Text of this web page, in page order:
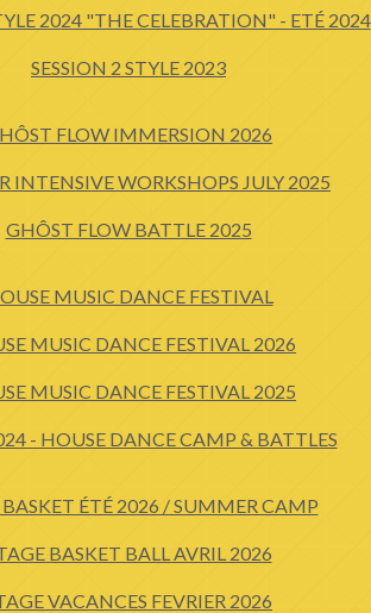
2024 "THE CELEBRATION" - ETÉ 2024
SESSION 2 STYLE 2023
FLOW IMMERSION 2026
INTENSIVE WORKSHOPS JULY 2025
GHÔST FLOW BATTLE 2025
MUSIC DANCE FESTIVAL
MUSIC DANCE FESTIVAL 2026
MUSIC DANCE FESTIVAL 2025
- HOUSE DANCE CAMP & BATTLES
BASKET ÉTÉ 2026 / SUMMER CAMP
BASKET BALL AVRIL 2026
VACANCES FEVRIER 2026